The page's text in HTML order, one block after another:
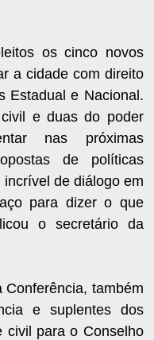
os cinco novos
a cidade com direito
Estadual e Nacional.
e duas do poder
nas próximas
de políticas
de diálogo em
para dizer o que
o secretário da
Conferência, também
e suplentes dos
civil para o Conselho